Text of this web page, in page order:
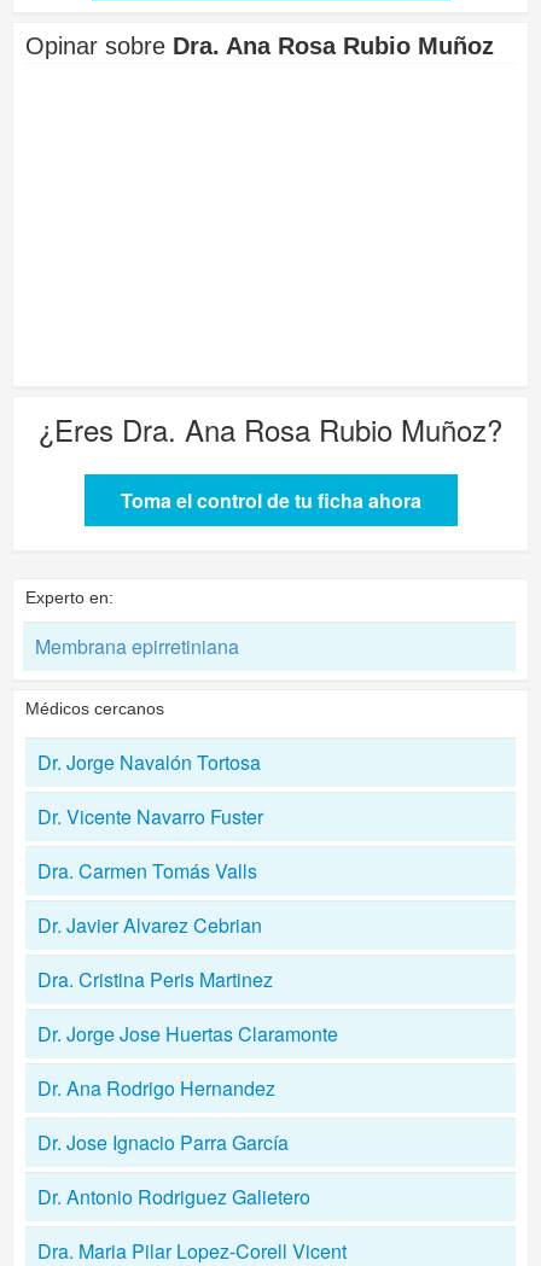
Opinar sobre Dra. Ana Rosa Rubio Muñoz
¿Eres Dra. Ana Rosa Rubio Muñoz?
Toma el control de tu ficha ahora
Experto en:
Membrana epirretiniana
Médicos cercanos
Dr. Jorge Navalón Tortosa
Dr. Vicente Navarro Fuster
Dra. Carmen Tomás Valls
Dr. Javier Alvarez Cebrian
Dra. Cristina Peris Martinez
Dr. Jorge Jose Huertas Claramonte
Dr. Ana Rodrigo Hernandez
Dr. Jose Ignacio Parra García
Dr. Antonio Rodriguez Galietero
Dra. Maria Pilar Lopez-Corell Vicent